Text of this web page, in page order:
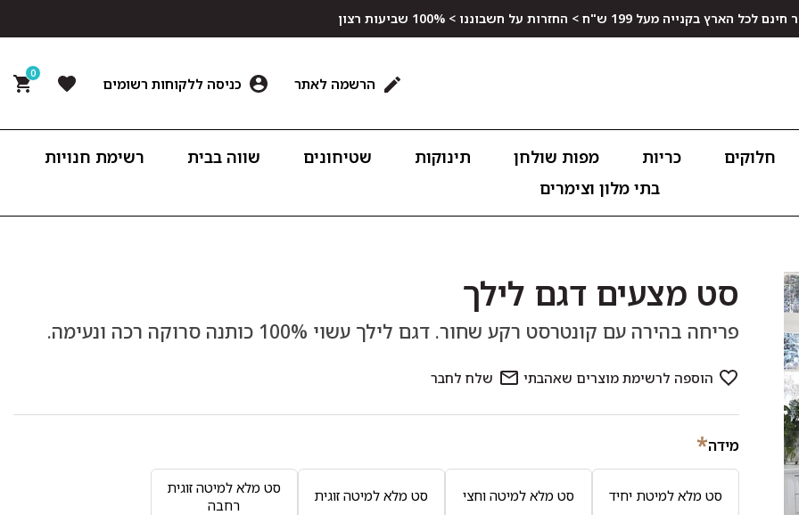
בקנייה מעל 199 ש"ח > החזרות על חשבוננו > 100% שביעות רצון
הרשמה לאתר כניסה ללקוחות רשומים
0
חלוקים כריות מפות שולחן תינוקות שטיחונים שווה בבית
רשימת חנויות
בתי מלון וצימרים
סט מצעים דגם לילך
פריחה בהירה עם קונטרסט רקע שחור. דגם לילך עשוי 100% כותנה סרוקה רכה ונעימה.
מידה*
סט מלא למיטת יחיד סט מלא למיטה וחצי סט מלא למיטה זוגית
סט מלא למיטה זוגית
רחבה